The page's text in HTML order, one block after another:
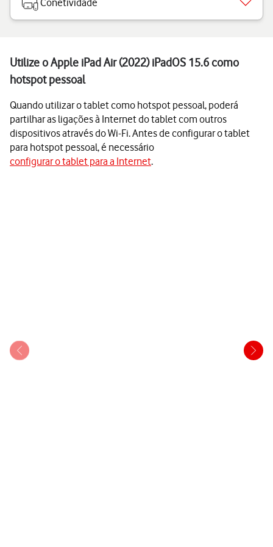
Conetividade
Utilize o Apple iPad Air (2022) iPadOS 15.6 como
hotspot pessoal
Quando utilizar o tablet como hotspot pessoal, poderá
partilhar as ligações à Internet do tablet com outros
dispositivos através do Wi-Fi. Antes de configurar o tablet
para hotspot pessoal, é necessário
configurar o tablet para a Internet.